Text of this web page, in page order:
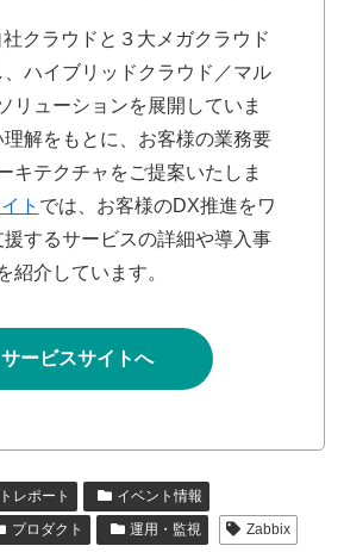
クラウドと３大メガクラウド
ハイブリッドクラウド／マル
リューションを展開していま
解をもとに、お客様の業務要
キテクチャをご提案いたしま
ト では、お客様のDX推進をワ
援するサービスの詳細や導入事
紹介しています。
サービスサイトへ
レポート
イベント情報
プロダクト 運用・監視
Zabbix